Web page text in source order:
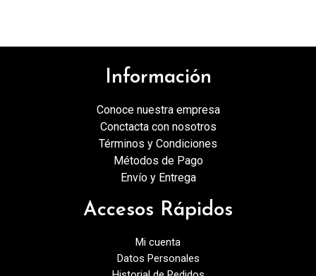
Información
Conoce nuestra empresa
Conctacta con nosotros
Términos y Condiciones
Métodos de Pago
Envío y Entrega
Accesos Rápidos
Mi cuenta
Datos Personales